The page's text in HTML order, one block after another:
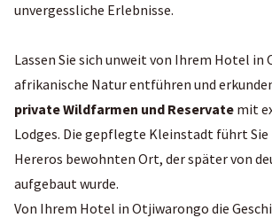
unvergessliche Erlebnisse.
Lassen Sie sich unweit von Ihrem Hotel in
afrikanische Natur entführen und
private Wildfarmen und Reservate mit
Lodges. Die gepflegte Kleinstadt führt Sie
Hereros bewohnten Ort, der später von
aufgebaut wurde.
Von Ihrem Hotel in Otjiwarongo die